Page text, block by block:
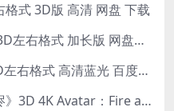
式 3D版 高清 网盘 下载
3D电影《阿凡达》下载 3D左右格式 加长版 网盘下载
3D电影《变形金刚3》3D左右格式 高清蓝光 百度网盘+迅雷 下载 出屏国配字幕.国英双语
3D电影《阿凡达：火与烬》3D 4K Avatar：Fire and Ash 3D 左右格式 高清4K 电影 下载